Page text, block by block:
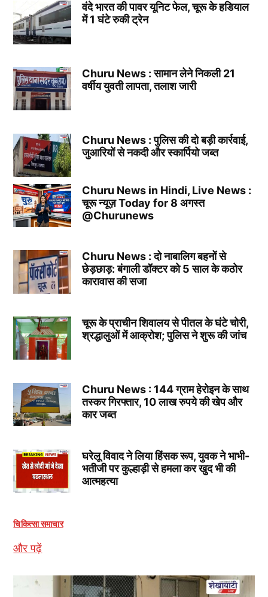
वंदे भारत की पावर यूनिट फेल, चूरू के हडियाल
में 1 घंटे रुकी ट्रेन
Churu News : सामान लेने निकली 21
वर्षीय युवती लापता, तलाश जारी
Churu News : पुलिस की दो बड़ी कार्रवाई,
जुआरियों से नकदी और स्कार्पियो जब्त
Churu News in Hindi, Live News :
चूरू न्यूज़ Today for 8 अगस्त
@Churunews
Churu News : दो नाबालिग बहनों से
छेड़छाड़: बंगाली डॉक्टर को 5 साल के कठोर
कारावास की सजा
चूरू के प्राचीन शिवालय से पीतल के घंटे चोरी,
श्रद्धालुओं में आक्रोश; पुलिस ने शुरू की जांच
Churu News : 144 ग्राम हेरोइन के साथ
तस्कर गिरफ्तार, 10 लाख रुपये की खेप और
कार जब्त
घरेलू विवाद ने लिया हिंसक रूप, युवक ने भाभी-
भतीजी पर कुल्हाड़ी से हमला कर खुद भी की
आत्महत्या
चिकित्सा समाचार
और पढ़ें